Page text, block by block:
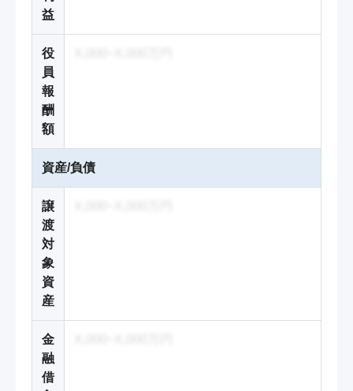
益
役
員
報
酬
額
資産/負債
譲
渡
対
象
資
産
金
融
借